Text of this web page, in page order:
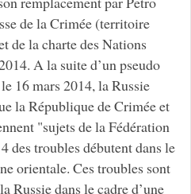
de la Crimée (territoire
de la charte des Nations
A la suite d’un pseudo
16 mars 2014, la Russie
la République de Crimée et
"sujets de la Fédération
des troubles débutent dans le
orientale. Ces troubles sont
Russie dans le cadre d’une